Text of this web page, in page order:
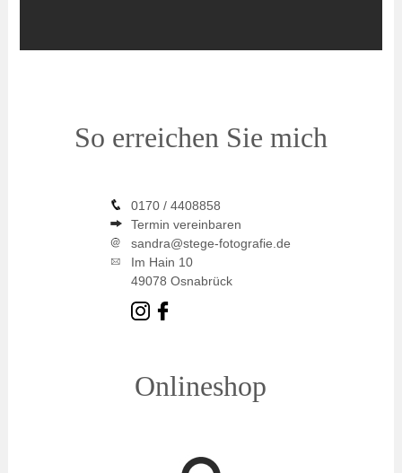
So erreichen Sie mich
0170 / 4408858
Termin vereinbaren
sandra@stege-fotografie.de
Im Hain 10
49078 Osnabrück
Onlineshop